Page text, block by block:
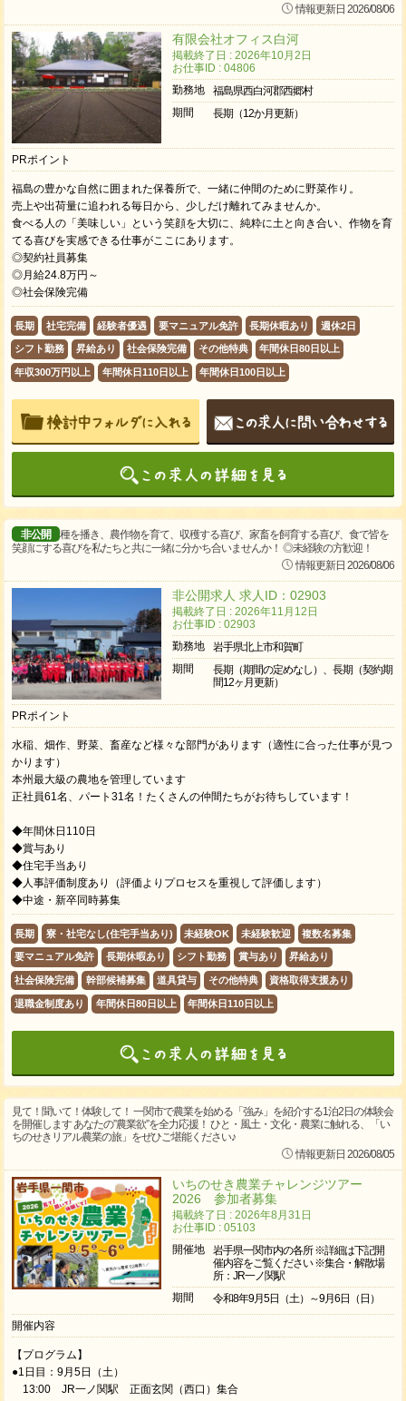
情報更新日 2026/08/06
有限会社オフィス白河
掲載終了日 : 2026年10月2日
お仕事ID : 04806
勤務地
福島県西白河郡西郷村
期間
長期（12か月更新）
PRポイント
福島の豊かな自然に囲まれた保養所で、一緒に仲間のために野菜作り。
売上や出荷量に追われる毎日から、少しだけ離れてみませんか。
食べる人の「美味しい」という笑顔を大切に、純粋に土と向き合い、作物を育
てる喜びを実感できる仕事がここにあります。
◎契約社員募集
◎月給24.8万円～
◎社会保険完備
長期 社宅完備 経験者優遇 要マニュアル免許 長期休暇あり 週休2日
シフト勤務 昇給あり 社会保険完備 その他特典 年間休日80日以上
年収300万円以上 年間休日110日以上 年間休日100日以上
非公開
種を播き、農作物を育て、収穫する喜び、家畜を飼育する喜び、食で皆を
笑顔にする喜びを私たちと共に一緒に分かち合いませんか！ ◎未経験の方歓迎！
情報更新日 2026/08/06
非公開求人 求人ID：02903
掲載終了日 : 2026年11月12日
お仕事ID : 02903
勤務地
岩手県北上市和賀町
期間
長期（期間の定めなし）、長期（契約期
間12ヶ月更新）
PRポイント
水稲、畑作、野菜、畜産など様々な部門があります（適性に合った仕事が見つ
かります）
本州最大級の農地を管理しています
正社員61名、パート31名！たくさんの仲間たちがお待ちしています！
◆年間休日110日
◆賞与あり
◆住宅手当あり
◆人事評価制度あり（評価よりプロセスを重視して評価します）
◆中途・新卒同時募集
長期 寮・社宅なし(住宅手当あり) 未経験OK 未経験歓迎 複数名募集
要マニュアル免許 長期休暇あり シフト勤務 賞与あり 昇給あり
社会保険完備 幹部候補募集 道具貸与 その他特典 資格取得支援あり
退職金制度あり 年間休日80日以上 年間休日110日以上
見て！聞いて！体験して！ 一関市で農業を始める「強み」を紹介する1泊2日の体験会
を開催します あなたの”農業欲”を全力応援！ ひと・風土・文化・農業に触れる、「い
ちのせきリアル農業の旅」をぜひご堪能ください♪
情報更新日 2026/08/05
いちのせき農業チャレンジツアー
2026 参加者募集
掲載終了日 : 2026年8月31日
お仕事ID : 05103
開催地
岩手県一関市内の各所 ※詳細は下記開
催内容をご覧ください ※集合・解散場
所：JR一ノ関駅
期間
令和8年9月5日（土）～9月6日（日）
開催内容
【プログラム】
●1日目：9月5日（土）
13:00 JR一ノ関駅 正面玄関（西口）集合